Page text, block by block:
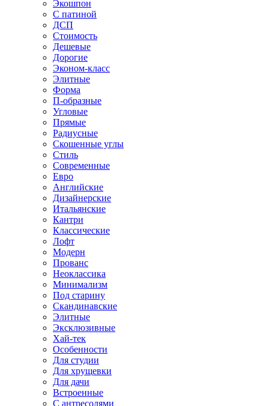
Экошпон
С патиной
ДСП
Стоимость
Дешевые
Дорогие
Эконом-класс
Элитные
Форма
П-образные
Угловые
Прямые
Радиусные
Скошенные углы
Стиль
Современные
Евро
Английские
Дизайнерские
Итальянские
Кантри
Классические
Лофт
Модерн
Прованс
Неоклассика
Минимализм
Под старину
Скандинавские
Элитные
Эксклюзивные
Хай-тек
Особенности
Для студии
Для хрущевки
Для дачи
Встроенные
С антресолями